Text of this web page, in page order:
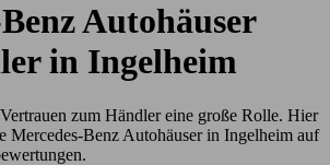
Autohäuser
in Ingelheim
zum Händler eine große Rolle. Hier
Mercedes-Benz Autohäuser in Ingelheim auf